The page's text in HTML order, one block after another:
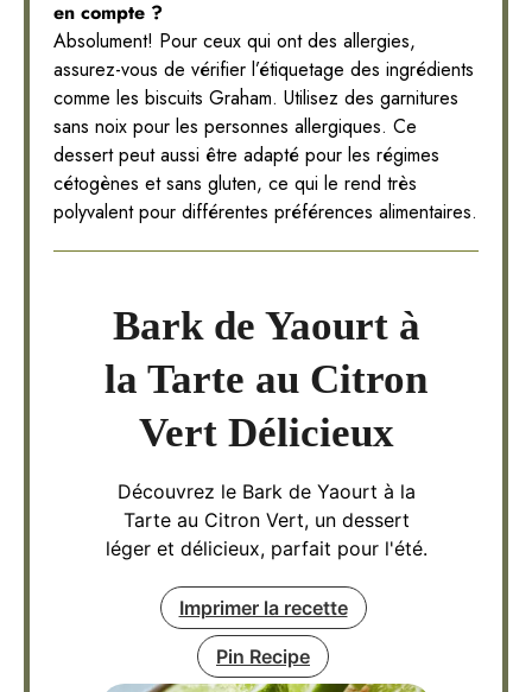
en compte ?
Absolument! Pour ceux qui ont des allergies,
assurez-vous de vérifier l’étiquetage des ingrédients
comme les biscuits Graham. Utilisez des garnitures
sans noix pour les personnes allergiques. Ce
dessert peut aussi être adapté pour les régimes
cétogènes et sans gluten, ce qui le rend très
polyvalent pour différentes préférences alimentaires.
Bark de Yaourt à
la Tarte au Citron
Vert Délicieux
Découvrez le Bark de Yaourt à la
Tarte au Citron Vert, un dessert
léger et délicieux, parfait pour l'été.
Imprimer la recette
Pin Recipe